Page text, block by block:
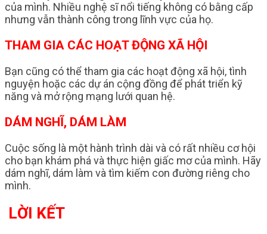
của mình. Nhiều nghệ sĩ nổi tiếng không có bằng cấp
nhưng vẫn thành công trong lĩnh vực của họ.
THAM GIA CÁC HOẠT ĐỘNG XÃ HỘI
Bạn cũng có thể tham gia các hoạt động xã hội, tình
nguyện hoặc các dự án cộng đồng để phát triển kỹ
năng và mở rộng mạng lưới quan hệ.
DÁM NGHĨ, DÁM LÀM
Cuộc sống là một hành trình dài và có rất nhiều cơ hội
cho bạn khám phá và thực hiện giấc mơ của mình. Hãy
dám nghĩ, dám làm và tìm kiếm con đường riêng cho
mình.
LỜI KẾT